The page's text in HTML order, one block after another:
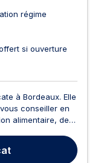
régime
si ouverture
à Bordeaux. Elle
conseiller en
alimentaire, de